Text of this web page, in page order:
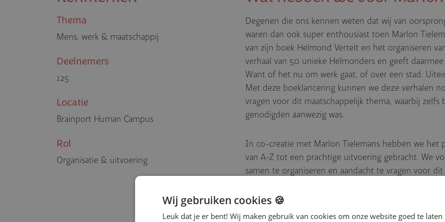
Thema
Mens, werk & maatschappij
Deelnemers
125
Locatie
Brainport Human Campus
Rol
Organisatie & uitvoering
Degenen die ons kennen weten dat wij van
waren dan ook super enthousiast toen Marlon
van zijn boek Helmond Vertelt en het organiseren
verhaal van 50 unieke Helmonders en geeft
Want of het nu om werk gaat, of over een stad.
Met deze boeklancering kunnen we deze verhalen
vragen voor dit maatschappelijk thema, waarbij zelfs
genodigden aanwezig was.
In co-creatie met Marlon Tielemans hebben we het
van A-Z tot een prachtige uitvoering gebracht. We
samen te organiseren en aandacht te vragen voor
Wij gebruiken cookies 🍪
Leuk dat je er bent! Wij maken gebruik van cookies om onze website goed te